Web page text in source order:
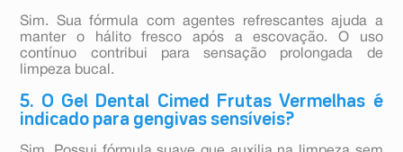
Sim. Sua fórmula com agentes refrescantes ajuda a
manter o hálito fresco após a escovação. O uso
contínuo contribui para sensação prolongada de
limpeza bucal.
5. O Gel Dental Cimed Frutas Vermelhas é
indicado para gengivas sensíveis?